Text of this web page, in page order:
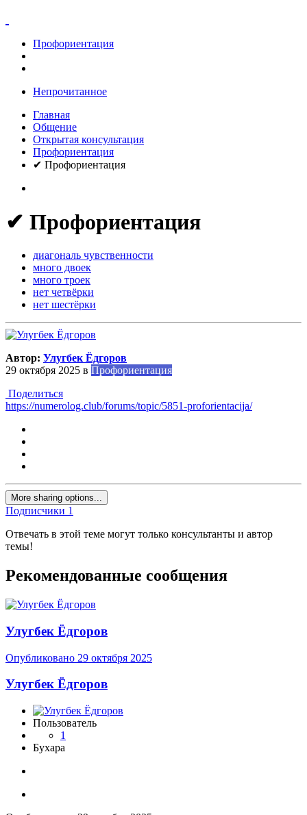
Профориентация
Непрочитанное
Главная
Общение
Открытая консультация
Профориентация
✔ Профориентация
✔ Профориентация
диагональ чувственности
много двоек
много троек
нет четвёрки
нет шестёрки
Автор: Улугбек Ёдгоров
29 октября 2025 в Профориентация
Поделиться
https://numerolog.club/forums/topic/5851-proforientacija/
More sharing options...
Подписчики 1
Отвечать в этой теме могут только консультанты и автор
темы!
Рекомендованные сообщения
Улугбек Ёдгоров
Опубликовано 29 октября 2025
Улугбек Ёдгоров
Пользователь
1
Бухара